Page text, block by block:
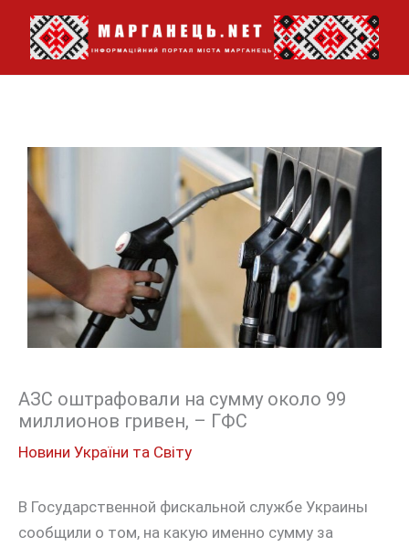
Перейти
вмісту
АЗС оштрафовали на сумму около 99
миллионов гривен, – ГФС
Новини України та Світу
В Государственной фискальной службе Украины
сообщили о том, на какую именно сумму за